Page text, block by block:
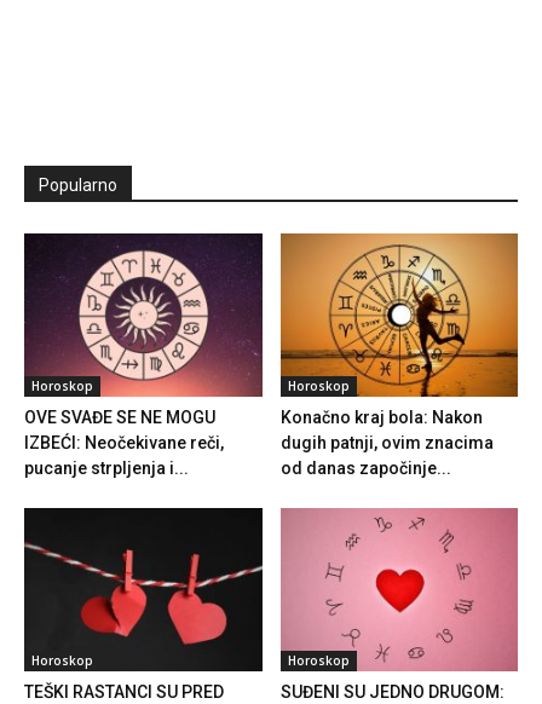
Popularno
Horoskop
OVE SVAĐE SE NE MOGU
IZBEĆI: Neočekivane reči,
pucanje strpljenja i...
Horoskop
Konačno kraj bola: Nakon
dugih patnji, ovim znacima
od danas započinje...
Horoskop
TEŠKI RASTANCI SU PRED
Horoskop
SUĐENI SU JEDNO DRUGOM: